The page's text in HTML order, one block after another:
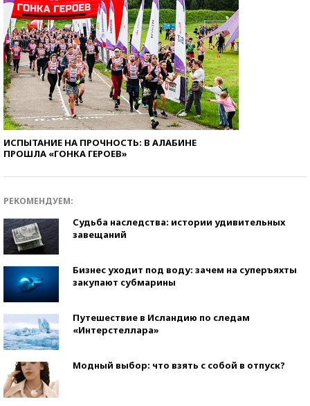
ИСПЫТАНИЕ НА ПРОЧНОСТЬ: В АЛАБИНЕ
ПРОШЛА «ГОНКА ГЕРОЕВ»
РЕКОМЕНДУЕМ:
Судьба наследства: истории удивительных
завещаний
Бизнес уходит под воду: зачем на суперъяхты
закупают субмарины
Путешествие в Исландию по следам
«Интерстеллара»
Модный выбор: что взять с собой в отпуск?